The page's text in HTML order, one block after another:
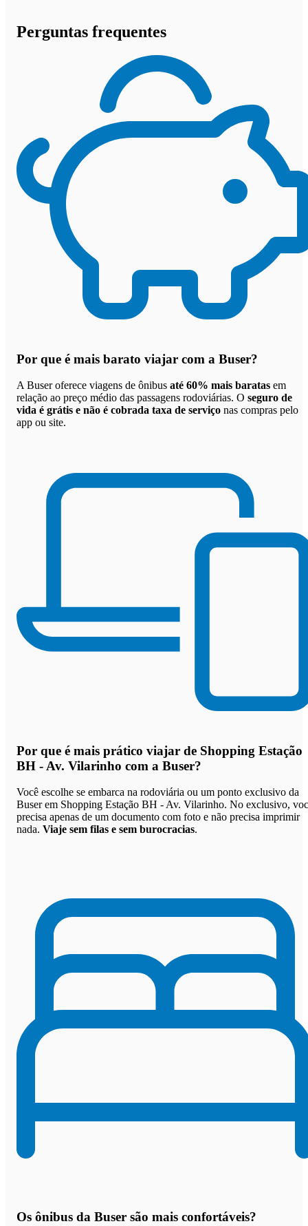
Perguntas frequentes
Por que é mais barato viajar com a Buser?
A Buser oferece viagens de ônibus até 60% mais baratas em
relação ao preço médio das passagens rodoviárias. O seguro de
vida é grátis e não é cobrada taxa de serviço nas compras pelo
app ou site.
Por que é mais prático viajar de Shopping Estação
BH - Av. Vilarinho com a Buser?
Você escolhe se embarca na rodoviária ou um ponto exclusivo da
Buser em Shopping Estação BH - Av. Vilarinho. No exclusivo,
precisa apenas de um documento com foto e não precisa imprimir
nada. Viaje sem filas e sem burocracias.
Os ônibus da Buser são mais confortáveis?